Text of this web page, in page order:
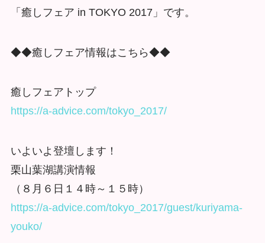
「癒しフェア in TOKYO 2017」です。
◆◆癒しフェア情報はこちら◆◆
癒しフェアトップ
https://a-advice.com/tokyo_2017/
いよいよ登壇します！
栗山葉湖講演情報
（８月６日１４時～１５時）
https://a-advice.com/tokyo_2017/guest/kuriyama-
youko/